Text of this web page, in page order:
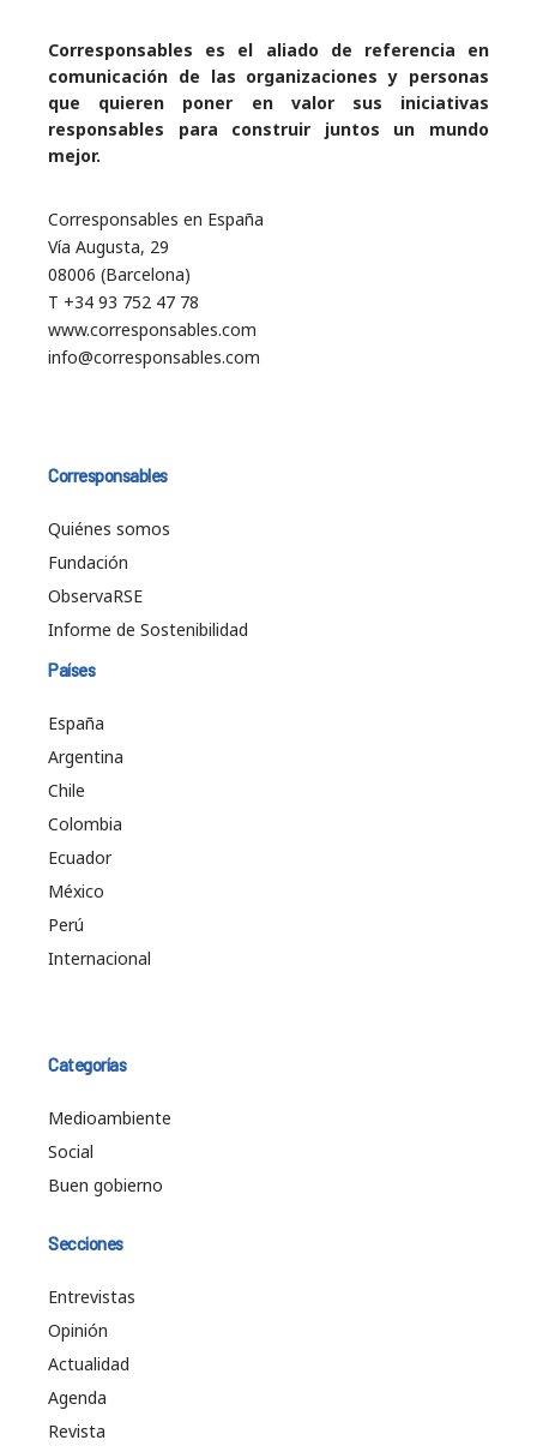
Corresponsables es el aliado de referencia en
comunicación de las organizaciones y personas
que quieren poner en valor sus iniciativas
responsables para construir juntos un mundo
mejor.
Corresponsables en España
Vía Augusta, 29
08006 (Barcelona)
T +34 93 752 47 78
www.corresponsables.com
info@corresponsables.com
Corresponsables
Quiénes somos
Fundación
ObservaRSE
Informe de Sostenibilidad
Países
España
Argentina
Chile
Colombia
Ecuador
México
Perú
Internacional
Categorías
Medioambiente
Social
Buen gobierno
Secciones
Entrevistas
Opinión
Actualidad
Agenda
Revista